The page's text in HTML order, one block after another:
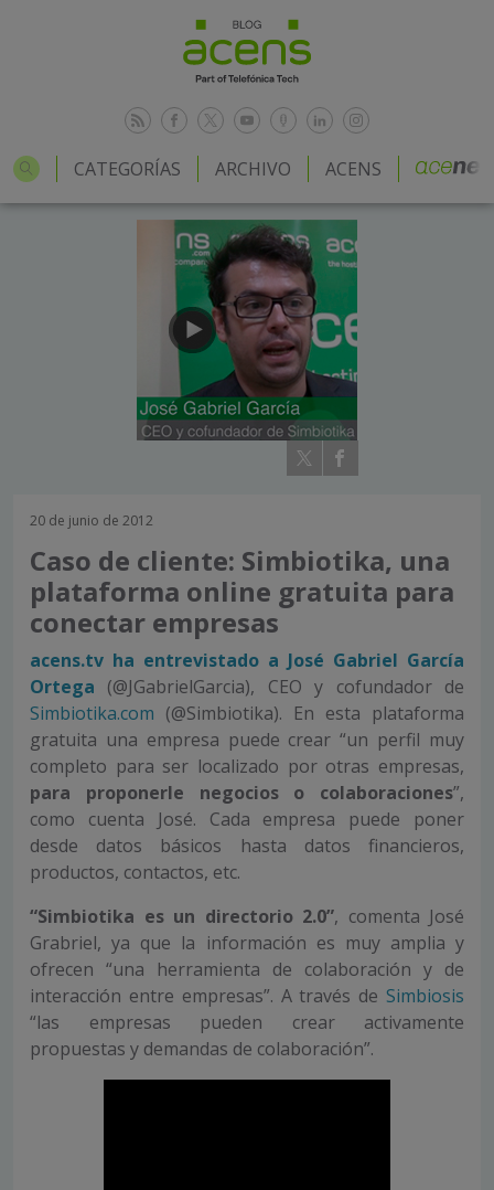
CATEGORÍAS ARCHIVO ACENS
20 de junio de 2012
Caso de cliente: Simbiotika, una
plataforma online gratuita para
conectar empresas
acens.tv ha entrevistado a José Gabriel García
Ortega (@JGabrielGarcia), CEO y cofundador de
Simbiotika.com (@Simbiotika). En esta plataforma
gratuita una empresa puede crear “un perfil muy
completo para ser localizado por otras empresas,
para proponerle negocios o colaboraciones”,
como cuenta José. Cada empresa puede poner
desde datos básicos hasta datos financieros,
productos, contactos, etc.
“Simbiotika es un directorio 2.0”, comenta José
Grabriel, ya que la información es muy amplia y
ofrecen “una herramienta de colaboración y de
interacción entre empresas”. A través de Simbiosis
“las empresas pueden crear activamente
propuestas y demandas de colaboración”.